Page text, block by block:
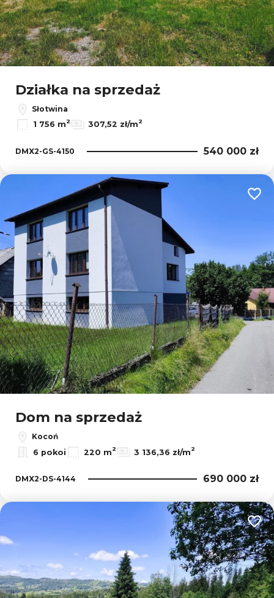
Działka na sprzedaż
Słotwina
1 756 m2 307,52 zł/m2
DMX2-GS-4150 540 000 zł
Dom na sprzedaż
Kocoń
6 pokoi
220 m2 3 136,36 zł/m2
DMX2-DS-4144 690 000 zł